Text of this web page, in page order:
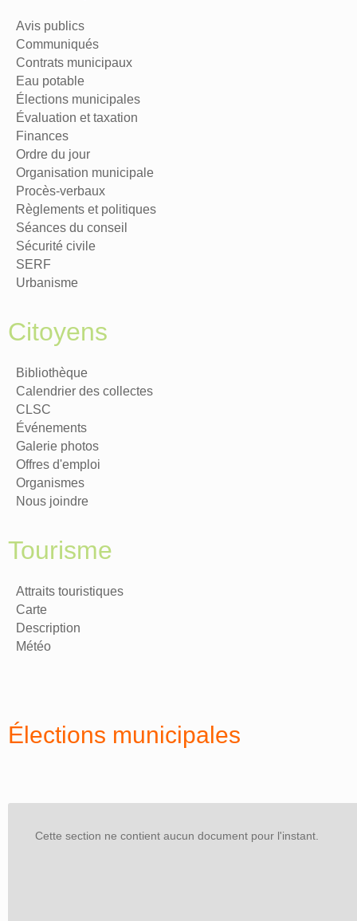
Avis publics
Communiqués
Contrats municipaux
Eau potable
Élections municipales
Évaluation et taxation
Finances
Ordre du jour
Organisation municipale
Procès-verbaux
Règlements et politiques
Séances du conseil
Sécurité civile
SERF
Urbanisme
Citoyens
Bibliothèque
Calendrier des collectes
CLSC
Événements
Galerie photos
Offres d'emploi
Organismes
Nous joindre
Tourisme
Attraits touristiques
Carte
Description
Météo
Élections municipales
Cette section ne contient aucun document pour l'instant.